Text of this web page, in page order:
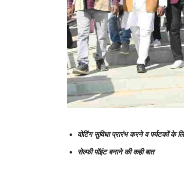
वोटिंग सुविधा प्रारंभ करने व पर्यटकों के
सेल्फी पॉइंट बनाने की कही बात